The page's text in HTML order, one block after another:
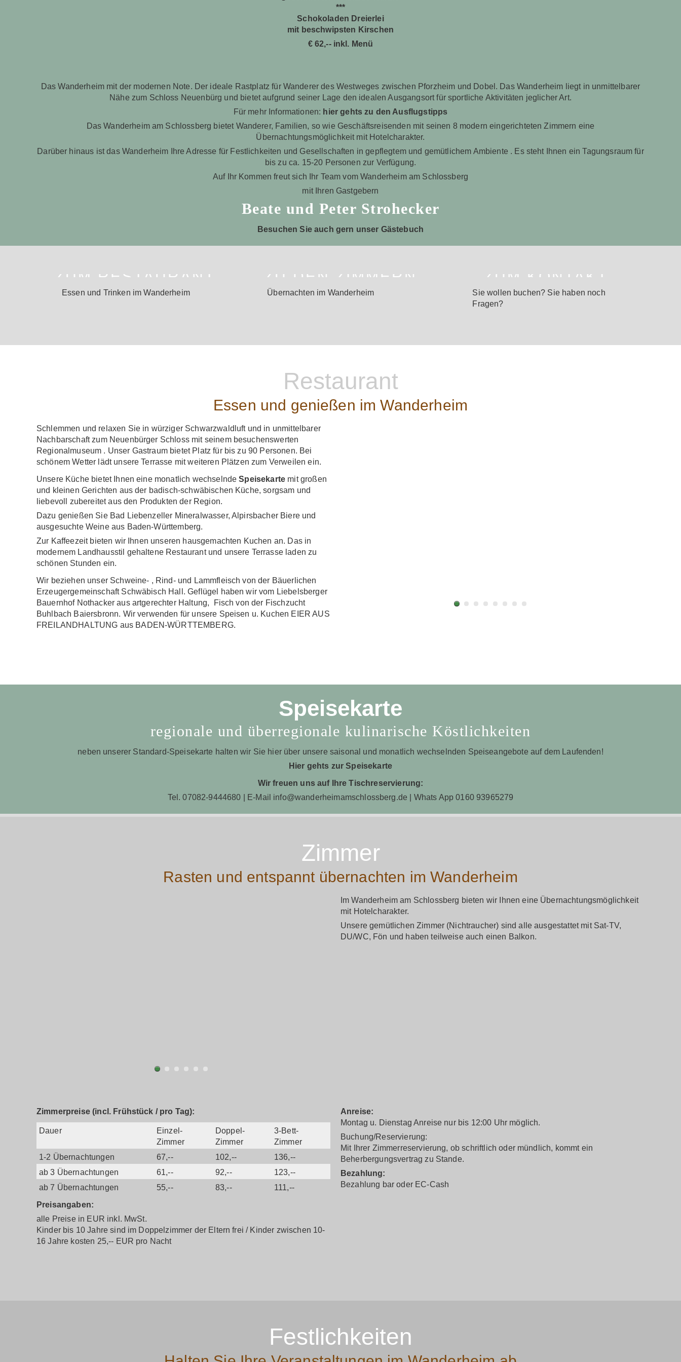
***
Schokoladen Dreierlei
mit beschwipsten Kirschen
€ 62,-- inkl. Menü
Das Wanderheim mit der modernen Note. Der ideale Rastplatz für Wanderer des Westweges zwischen Pforzheim und Dobel. Das Wanderheim liegt in unmittelbarer
Nähe zum Schloss Neuenbürg und bietet aufgrund seiner Lage den idealen Ausgangsort für sportliche Aktivitäten jeglicher Art.
Für mehr Informationen: hier gehts zu den Ausflugstipps
Das Wanderheim am Schlossberg bietet Wanderer, Familien, so wie Geschäftsreisenden mit seinen 8 modern eingerichteten Zimmern eine
Übernachtungsmöglichkeit mit Hotelcharakter.
Darüber hinaus ist das Wanderheim Ihre Adresse für Festlichkeiten und Gesellschaften in gepflegtem und gemütlichem Ambiente . Es steht Ihnen ein Tagungsraum für
bis zu ca. 15-20 Personen zur Verfügung.
Auf Ihr Kommen freut sich Ihr Team vom Wanderheim am Schlossberg
mit Ihren Gastgebern
Beate und Peter Strohecker
Besuchen Sie auch gern unser Gästebuch
ZUM RESTAURANT
Essen und Trinken im Wanderheim
ZU DEN ZIMMERN
Übernachten im Wanderheim
ZUM KONTAKT
Sie wollen buchen? Sie haben noch
Fragen?
Restaurant
Essen und genießen im Wanderheim
Schlemmen und relaxen Sie in würziger Schwarzwaldluft und in unmittelbarer
Nachbarschaft zum Neuenbürger Schloss mit seinem besuchenswerten
Regionalmuseum . Unser Gastraum bietet Platz für bis zu 90 Personen. Bei
schönem Wetter lädt unsere Terrasse mit weiteren Plätzen zum Verweilen ein.
Unsere Küche bietet Ihnen eine monatlich wechselndeSpeisekarte mit großen
und kleinen Gerichten aus der badisch-schwäbischen Küche, sorgsam und
liebevoll zubereitet aus den Produkten der Region.
Dazu genießen Sie Bad Liebenzeller Mineralwasser, Alpirsbacher Biere und
ausgesuchte Weine aus Baden-Württemberg.
Zur Kaffeezeit bieten wir Ihnen unseren hausgemachten Kuchen an. Das in
modernem Landhausstil gehaltene Restaurant und unsere Terrasse laden zu
schönen Stunden ein.
Wir beziehen unser Schweine- , Rind- und Lammfleisch von der Bäuerlichen
Erzeugergemeinschaft Schwäbisch Hall. Geflügel haben wir vom Liebelsberger
Bauernhof Nothacker aus artgerechter Haltung, Fisch von der Fischzucht
Buhlbach Baiersbronn. Wir verwenden für unsere Speisen u. Kuchen EIER AUS
FREILANDHALTUNG aus BADEN-WÜRTTEMBERG.
Speisekarte
regionale und überregionale kulinarische Köstlichkeiten
neben unserer Standard-Speisekarte halten wir Sie hier über unsere saisonal und monatlich wechselnden Speiseangebote auf dem Laufenden!
Hier gehts zur Speisekarte
Wir freuen uns auf Ihre Tischreservierung:
Tel. 07082-9444680 | E-Mail info@wanderheimamschlossberg.de | Whats App 0160 93965279
Zimmer
Rasten und entspannt übernachten im Wanderheim
Im Wanderheim am Schlossberg bieten wir Ihnen eine Übernachtungsmöglichkeit
mit Hotelcharakter.
Unsere gemütlichen Zimmer (Nichtraucher) sind alle ausgestattet mit Sat-TV,
DU/WC, Fön und haben teilweise auch einen Balkon.
Zimmerpreise (incl. Frühstück / pro Tag):
Dauer
Einzel-
Zimmer
Doppel-
Zimmer
3-Bett-
Zimmer
1-2 Übernachtungen
67,-- 102,--
136,--
ab 3 Übernachtungen
61,-- 92,--
123,--
ab 7 Übernachtungen
55,-- 83,--
111,--
Preisangaben:
alle Preise in EUR inkl. MwSt.
Kinder bis 10 Jahre sind im Doppelzimmer der Eltern frei / Kinder zwischen 10-
16 Jahre kosten 25,-- EUR pro Nacht
Anreise:
Montag u. Dienstag Anreise nur bis 12:00 Uhr möglich.
Buchung/Reservierung:
Mit Ihrer Zimmerreservierung, ob schriftlich oder mündlich, kommt ein
Beherbergungsvertrag zu Stande.
Bezahlung:
Bezahlung bar oder EC-Cash
Festlichkeiten